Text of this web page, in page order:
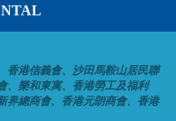
香港信義會、沙田馬鞍山居民聯
、樂和東寓、香港勞工及福利
界總商會、香港元朗商會、香港